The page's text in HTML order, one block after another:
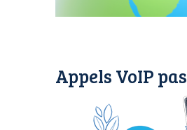
Appels VoIP